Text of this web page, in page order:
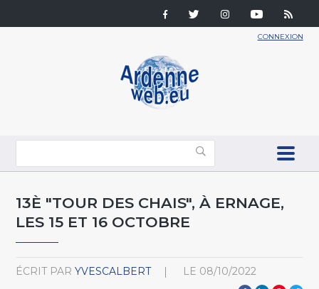
CONNEXION
13È "TOUR DES CHAIS", À ERNAGE,
LES 15 ET 16 OCTOBRE
ÉCRIT PAR YVESCALBERT LE 08/10/2022